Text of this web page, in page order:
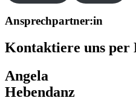
Ansprechpartner:in
Kontaktiere uns per
Angela
Hebendanz